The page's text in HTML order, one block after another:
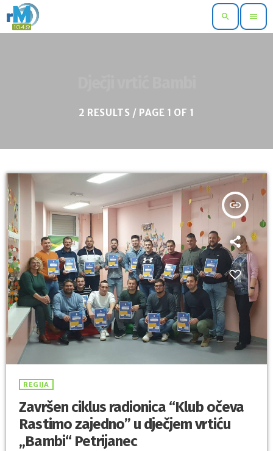
search menu
2 RESULTS / PAGE 1 OF 1
insert_link
REGIJA
Završen ciklus radionica “Klub očeva
Rastimo zajedno” u dječjem vrtiću
„Bambi“ Petrijanec